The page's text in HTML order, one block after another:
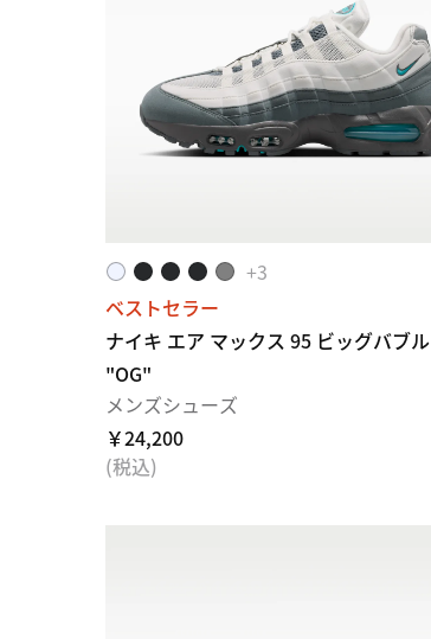
+3
ベストセラー
ナイキ エア マックス 95 ビッグバブル
"OG"
メンズシューズ
￥24,200
(税込)